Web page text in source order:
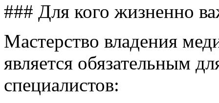
### Для кого жизненно
Мастерство владения
является обязательным
специалистов: